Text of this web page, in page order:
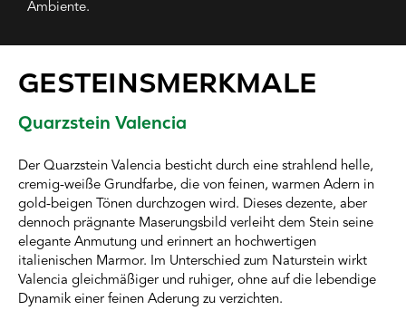
Ambiente.
GESTEINSMERKMALE
Quarzstein Valencia
Der Quarzstein Valencia besticht durch eine strahlend helle,
cremig-weiße Grundfarbe, die von feinen, warmen Adern in
gold-beigen Tönen durchzogen wird. Dieses dezente, aber
dennoch prägnante Maserungsbild verleiht dem Stein seine
elegante Anmutung und erinnert an hochwertigen
italienischen Marmor. Im Unterschied zum Naturstein wirkt
Valencia gleichmäßiger und ruhiger, ohne auf die lebendige
Dynamik einer feinen Aderung zu verzichten.